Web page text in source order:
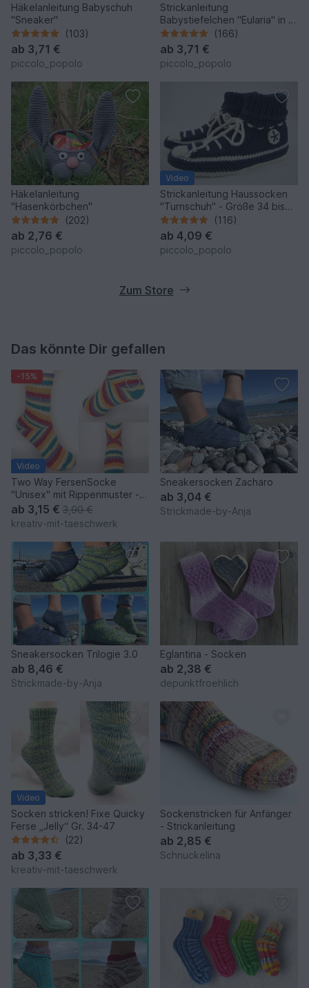
Häkelanleitung Babyschuh
"Sneaker"
(103)
ab 3,71 €
piccolo_popolo
Strickanleitung
Babystiefelchen "Eularia" in 4
Größen
(166)
ab 3,71 €
piccolo_popolo
Häkelanleitung
"Hasenkörbchen"
(202)
ab 2,76 €
piccolo_popolo
Video
Strickanleitung Haussocken
"Turnschuh" - Größe 34 bis
45 - mit Video(116)
ab 4,09 €
piccolo_popolo
Zum Store
Das könnte Dir gefallen
-15%
Video
Two Way FersenSocke
"Unisex" mit Rippenmuster -
Gr.32-47
ab 3,15 € 3,90 €
kreativ-mit-taeschwerk
Sneakersocken Zacharo
ab 3,04 €
Strickmade-by-Anja
Sneakersocken Trilogie 3.0
ab 8,46 €
Strickmade-by-Anja
Eglantina - Socken
ab 2,38 €
depunktfroehlich
Video
Socken stricken! Fixe Quicky
Ferse „Jelly“ Gr. 34-47
(22)
ab 3,33 €
kreativ-mit-taeschwerk
Sockenstricken für Anfänger
- Strickanleitung
ab 2,85 €
Schnuckelina